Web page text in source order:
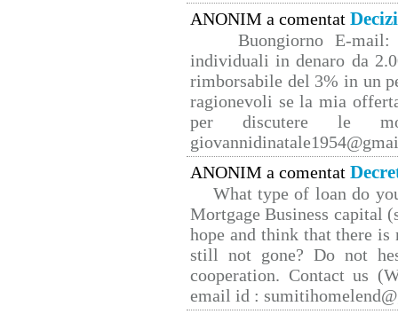
ANONIM a comentat
Buongiorno E-mail:
individuali in denaro da
rimborsabile del 3% in un
ragionevoli se la mia
per discutere le
ANONIM a comentat
What type of loan do
Mortgage Business capital
hope and think that there
still not gone? Do not
cooperation. Contact us
email id :